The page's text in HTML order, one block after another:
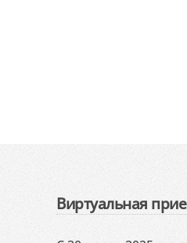
Виртуальная